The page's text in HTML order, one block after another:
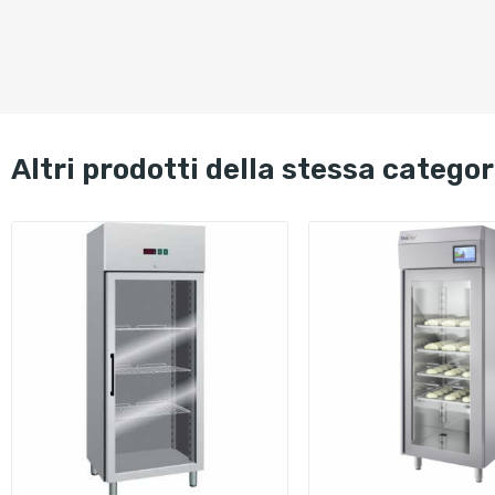
altri prodotti della stessa